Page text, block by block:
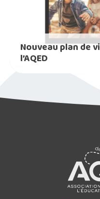
Nouveau plan de
l’AQED